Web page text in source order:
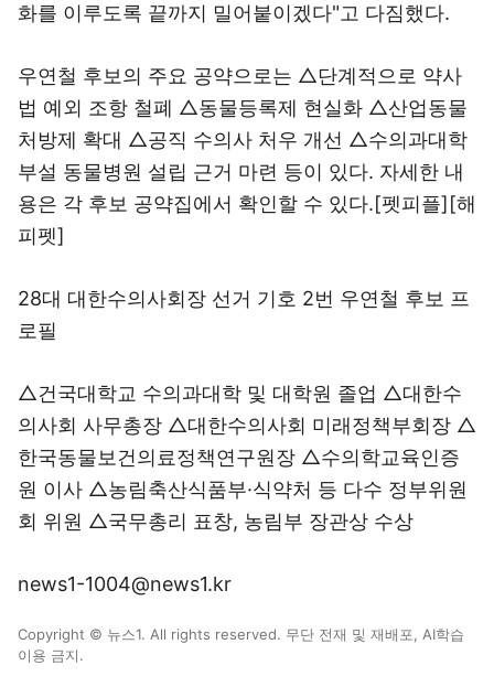
화를 이루도록 끝까지 밀어붙이겠다"고 다짐했다.
우연철 후보의 주요 공약으로는 △단계적으로 약사
법 예외 조항 철폐 △동물등록제 현실화 △산업동물
처방제 확대 △공직 수의사 처우 개선 △수의과대학
부설 동물병원 설립 근거 마련 등이 있다. 자세한 내
용은 각 후보 공약집에서 확인할 수 있다.[펫피플][해
피펫]
28대 대한수의사회장 선거 기호 2번 우연철 후보 프
로필
△건국대학교 수의과대학 및 대학원 졸업 △대한수
의사회 사무총장 △대한수의사회 미래정책부회장 △
한국동물보건의료정책연구원장 △수의학교육인증
원 이사 △농림축산식품부·식약처 등 다수 정부위원
회 위원 △국무총리 표창, 농림부 장관상 수상
news1-1004@news1.kr
Copyright © 뉴스1. All rights reserved. 무단 전재 및 재배포, AI학습
이용 금지.